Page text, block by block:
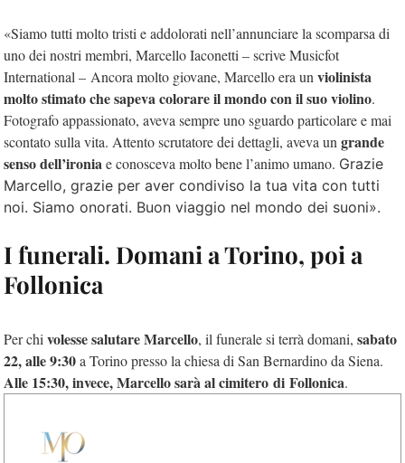
«Siamo tutti molto tristi e addolorati nell’annunciare la scomparsa di
uno dei nostri membri, Marcello Iaconetti – scrive Musicfot
International – Ancora molto giovane, Marcello era un violinista
molto stimato che sapeva colorare il mondo con il suo violino.
Fotografo appassionato, aveva sempre uno sguardo particolare e mai
scontato sulla vita. Attento scrutatore dei dettagli, aveva un grande
senso dell’ironiae conosceva molto bene l’animo umano. Grazie
Marcello, grazie per aver condiviso la tua vita con tutti
noi. Siamo onorati. Buon viaggio nel mondo dei suoni».
I funerali. Domani a Torino, poi a
Follonica
Per chi volesse salutare Marcello, il funerale si terrà domani, sabato
22, alle 9:30a Torino presso la chiesa di San Bernardino da Siena.
Alle 15:30, invece, Marcello sarà al cimitero di Follonica.